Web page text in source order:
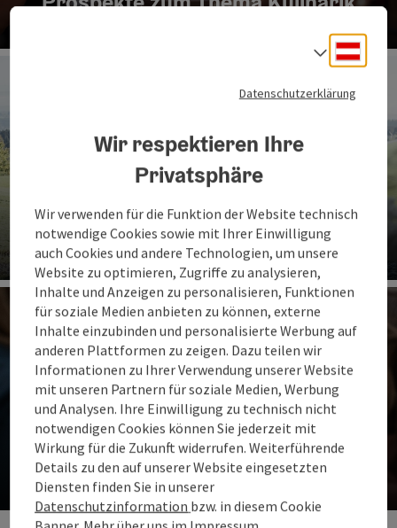
Prospekte zum Thema Reiten
Prospekte zum Thema Wandern &
Pilgern
Datenschutzerklärung
Wir respektieren Ihre
Privatsphäre
Wir verwenden für die Funktion der Website technisch
notwendige Cookies sowie mit Ihrer Einwilligung
auch Cookies und andere Technologien, um unsere
Website zu optimieren, Zugriffe zu analysieren,
Inhalte und Anzeigen zu personalisieren, Funktionen
für soziale Medien anbieten zu können, externe
Inhalte einzubinden und personalisierte Werbung auf
anderen Plattformen zu zeigen. Dazu teilen wir
Informationen zu Ihrer Verwendung unserer Website
mit unseren Partnern für soziale Medien, Werbung
und Analysen. Ihre Einwilligung zu technisch nicht
notwendigen Cookies können Sie jederzeit mit
Wirkung für die Zukunft widerrufen. Weiterführende
Details zu den auf unserer Website eingesetzten
Diensten finden Sie in unserer
Datenschutzinformation bzw. in diesem Cookie